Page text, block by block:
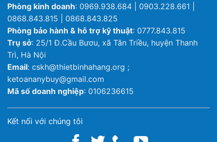
Phòng kinh doanh: 0969.938.684 | 0903.228.661 |
0868.843.815 | 0868.843.825
Phòng bảo hành & hỗ trợ kỹ thuật: 0777.843.815
Trụ sở: 25/1 Đ.Cầu Bươu, xã Tân Triều, huyện Thanh
Trì, Hà Nội
Email: cskh@thietbinhahang.org ;
ketoananybuy@gmail.com
Mã số doanh nghiệp: 0106236615
Kết nối với chúng tôi